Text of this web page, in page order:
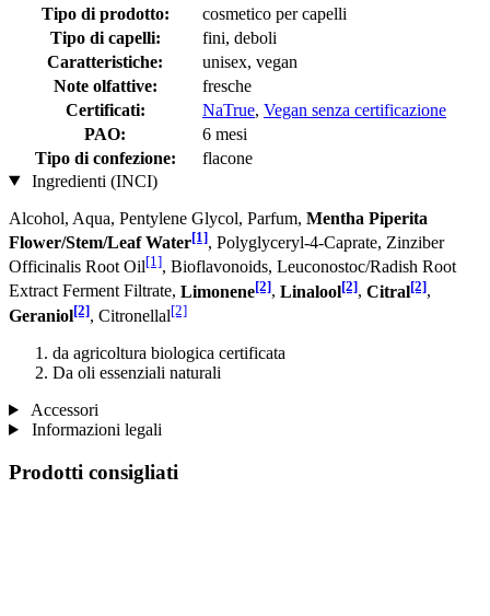
Tipo di prodotto:
cosmetico per capelli
Tipo di capelli:
fini, deboli
Caratteristiche:
unisex, vegan
Note olfattive:
fresche
Certificati:
NaTrue, Vegan senza certificazione
PAO:
6 mesi
Tipo di confezione:
flacone
Ingredienti (INCI)
Alcohol, Aqua, Pentylene Glycol, Parfum, Mentha Piperita
Flower/Stem/Leaf Water[1], Polyglyceryl-4-Caprate, Zinziber
Officinalis Root Oil[1], Bioflavonoids, Leuconostoc/Radish Root
Extract Ferment Filtrate, Limonene[2], Linalool[2], Citral[2],
Geraniol[2], Citronellal[2]
da agricoltura biologica certificata
Da oli essenziali naturali
Accessori
Informazioni legali
Prodotti consigliati